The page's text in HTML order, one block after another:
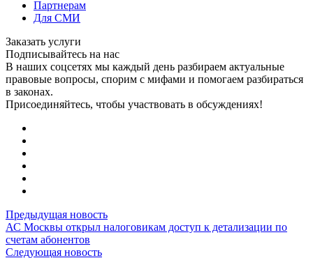
Партнерам
Для СМИ
Заказать услуги
Подписывайтесь на нас
В наших соцсетях мы каждый день разбираем актуальные
правовые вопросы, спорим с мифами и помогаем разбираться
в законах.
Присоединяйтесь, чтобы участвовать в обсуждениях!
Предыдущая новость
АС Москвы открыл налоговикам доступ к детализации по
счетам абонентов
Следующая новость